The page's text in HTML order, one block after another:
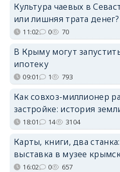
Культура чаевых в
или лишняя трата денег?
11:02 0 70
В Крыму могут
ипотеку
09:01 1 793
Как совхоз-миллионер
застройке: история
18:01 14 3104
Карты, книги, два
выставка в музее
16:02 0 657